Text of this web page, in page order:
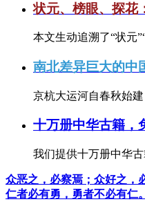
状元、榜眼、探花
本文生动追溯了“状元
南北差异巨大的中
京杭大运河自春秋始
十万册中华古籍，
我们提供十万册中华
众恶之，必察焉；众好之，
仁者必有勇，勇者不必有仁。